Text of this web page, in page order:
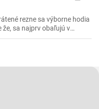
rezne sa výborne hodia
že, sa najprv obaľujú v